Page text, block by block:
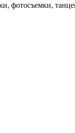
фотосъемки,